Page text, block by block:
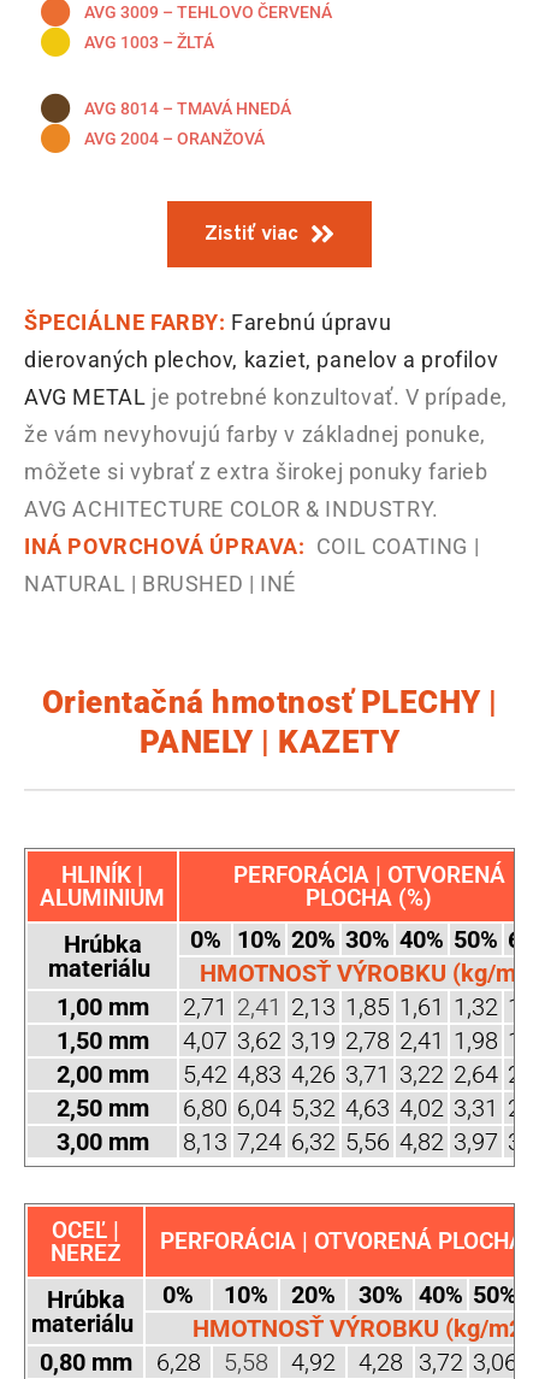
AVG 3009 – TEHLOVO ČERVENÁ
AVG 1003 – ŽLTÁ
AVG 8014 – TMAVÁ HNEDÁ
AVG 2004 – ORANŽOVÁ
Zistiť viac
ŠPECIÁLNE FARBY: Farebnú úpravu
dierovaných plechov, kaziet, panelov a profilov
AVG METAL je potrebné konzultovať. V prípade,
že vám nevyhovujú farby v základnej ponuke,
môžete si vybrať z extra širokej ponuky farieb
AVG ACHITECTURE COLOR & INDUSTRY.
INÁ POVRCHOVÁ ÚPRAVA: COIL COATING |
NATURAL | BRUSHED | INÉ
Orientačná hmotnosť PLECHY |
PANELY | KAZETY
HLINÍK |
ALUMINIUM
PERFORÁCIA | OTVORENÁ
PLOCHA (%)
Hrúbka
materiálu
0% 10% 20% 30% 40% 50%
HMOTNOSŤ VÝROBKU (kg/m2)
1,00 mm
2,71 2,41 2,13 1,85 1,61 1,32
1,50 mm
4,07 3,62 3,19 2,78 2,41 1,98
2,00 mm
5,42 4,83 4,26 3,71 3,22 2,64
2,50 mm
6,80 6,04 5,32 4,63 4,02 3,31
3,00 mm
8,13 7,24 6,32 5,56 4,82 3,97
OCEĽ |
NEREZ
PERFORÁCIA | OTVORENÁ PLOCHA
Hrúbka
materiálu
0% 10% 20% 30% 40% 50%
HMOTNOSŤ VÝROBKU (kg/m2)
0,80 mm
6,28 5,58 4,92 4,28 3,72 3,06